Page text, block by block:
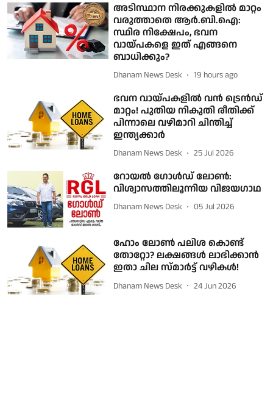
അടിസ്ഥാന നിരക്കുകളിൽ മാറ്റം
വരുത്താതെ ആർ.ബി.ഐ:
സ്ഥിര നിക്ഷേപം, ഭവന
വായ്പകളെ ഇത് എങ്ങനെ
ബാധിക്കും?
Dhanam News Desk 19 hours ago
ഭവന വായ്പകളിൽ വൻ ട്രെൻഡ്
മാറ്റം! പുതിയ നികുതി രീതിക്ക്
പിന്നാലെ വഴിമാറി ചിന്തിച്ച്
ഇന്ത്യക്കാര്‍
Dhanam News Desk 25 Jul 2026
‌‌‌‌‌‌റോയല്‍ ഗോള്‍ഡ് ലോണ്‍:
വിശ്വാസത്തിലൂന്നിയ വിജയഗാഥ
Dhanam News Desk 05 Jul 2026
ഹോം ലോൺ പലിശ കൊണ്ട്
തോറ്റോ? ലക്ഷങ്ങൾ ലാഭിക്കാൻ
ഇതാ ചില സ്മാർട്ട് വഴികൾ!
Dhanam News Desk 24 Jun 2026